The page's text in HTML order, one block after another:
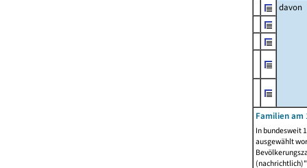
davon
Familien am
In bundesweit
ausgewählt